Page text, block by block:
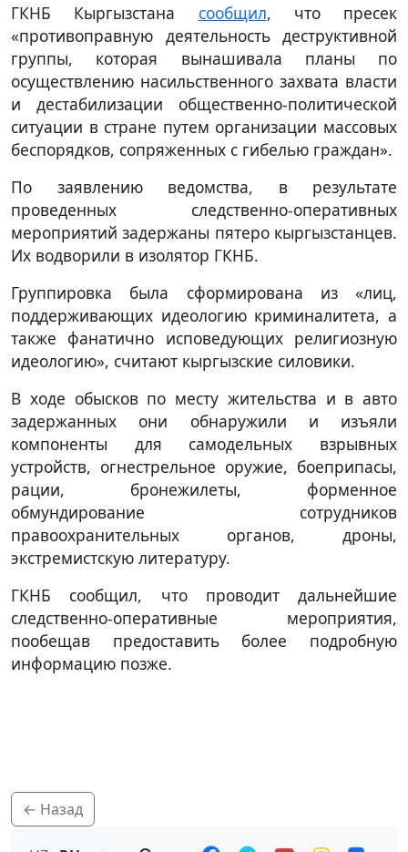
ГКНБ Кыргызстана сообщил, что пресек
«противоправную деятельность деструктивной
группы, которая вынашивала планы по
осуществлению насильственного захвата власти
и дестабилизации общественно-политической
ситуации в стране путем организации массовых
беспорядков, сопряженных с гибелью граждан».
По заявлению ведомства, в результате
проведенных следственно-оперативных
мероприятий задержаны пятеро кыргызстанцев.
Их водворили в изолятор ГКНБ.
Группировка была сформирована из «лиц,
поддерживающих идеологию криминалитета, a
также фанатично исповедующих религиозную
идеологию», считают кыргызские силовики.
В ходе обысков по месту жительства и в авто
задержанных они обнаружили и изъяли
компоненты для самодельных взрывных
устройств, огнестрельное оружие, боеприпасы,
рации, бронежилеты, форменное
обмундирование сотрудников
правоохранительных органов, дроны,
экстремистскую литературу.
ГКНБ сообщил, что проводит дальнейшие
следственно-оперативные мероприятия,
пообещав предоставить более подробную
информацию позже.
← Назад